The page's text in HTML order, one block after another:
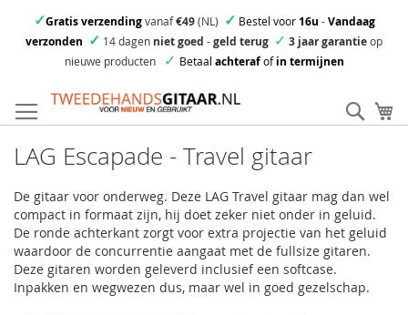
✓Gratis verzendingvanaf€49(NL) ✓ Bestel voor16u -Vandaag
verzonden ✓ 14 dagen niet goed -geld terug ✓ 3 jaar garantieop
nieuwe producten
✓ Betaal achterafofin termijnen
direct
door
de
LAG Escapade - Travel gitaar
De gitaar voor onderweg. Deze LAG Travel gitaar mag dan wel
compact in formaat zijn, hij doet zeker niet onder in geluid.
De ronde achterkant zorgt voor extra projectie van het geluid
waardoor de concurrentie aangaat met de fullsize gitaren.
Deze gitaren worden geleverd inclusief een softcase.
Inpakken en wegwezen dus, maar wel in goed gezelschap.